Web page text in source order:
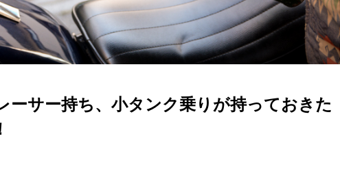
ーサー持ち、小タンク乗りが持っておきた